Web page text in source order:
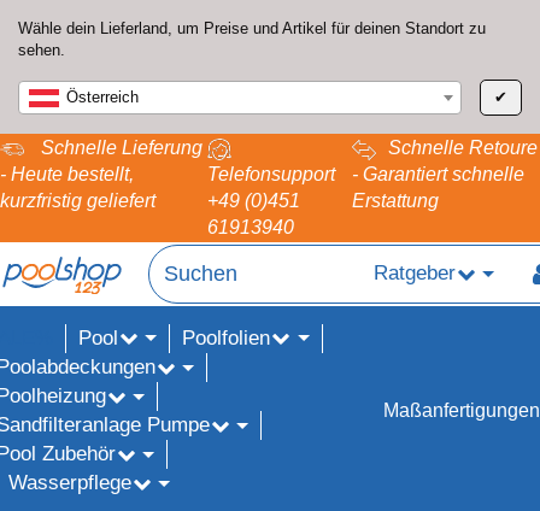
Wähle dein Lieferland, um Preise und Artikel für deinen Standort zu
sehen.
Österreich ✔
Schnelle Lieferung
- Heute bestellt,
kurzfristig geliefert
Telefonsupport
+49 (0)451
61913940
Schnelle Retoure
- Garantiert schnelle
Erstattung
Ratgeber
Pool
Poolfolien
Pumpe
Zubehör
Wasserpflege
Maßanfertigungen